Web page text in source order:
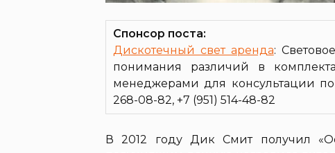
Спонсор поста:
Дискотечный свет аренда:
понимания различий в
менеджерами для консультации
268-08-82, +7 (951) 514-48-82
В 2012 году Дик Смит получил